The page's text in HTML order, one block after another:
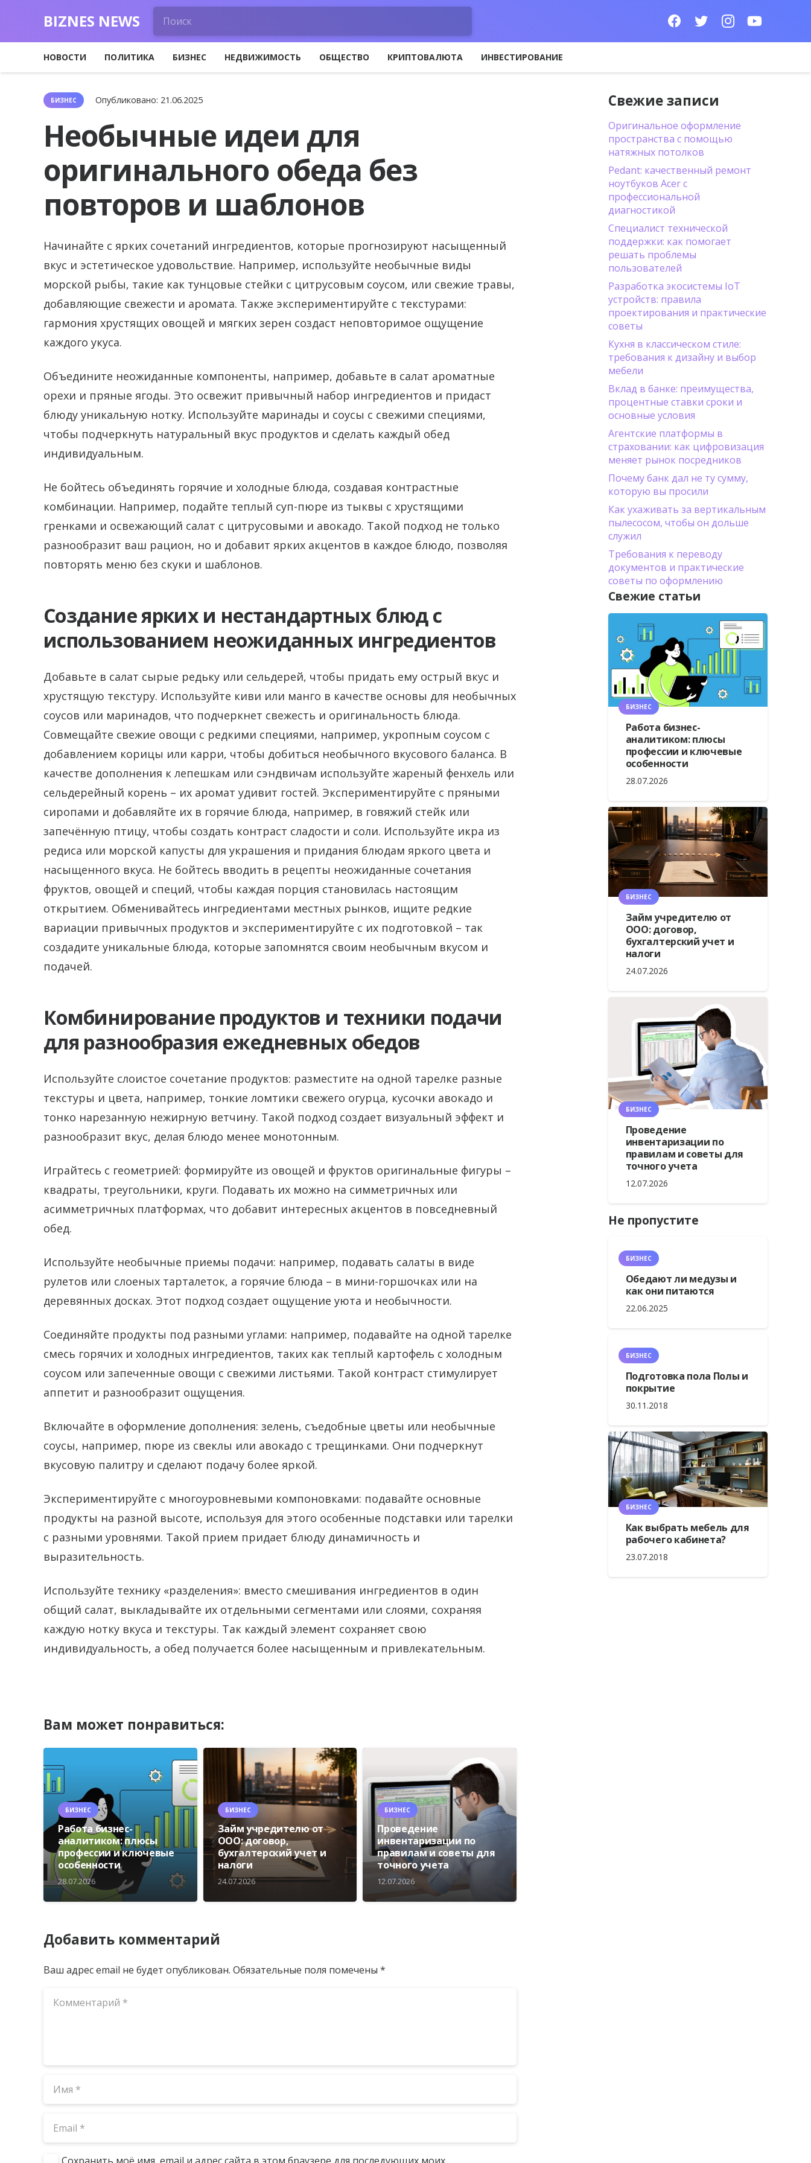
BIZNES NEWS
НОВОСТИ ПОЛИТИКА БИЗНЕС НЕДВИЖИМОСТЬ ОБЩЕСТВО КРИПТОВАЛЮТА ИНВЕСТИРОВАНИЕ
БИЗНЕС Опубликовано: 21.06.2025
Необычные идеи для
оригинального обеда без
повторов и шаблонов
Начинайте с ярких сочетаний ингредиентов, которые прогнозируют насыщенный
вкус и эстетическое удовольствие. Например, используйте необычные виды
морской рыбы, такие как тунцовые стейки с цитрусовым соусом, или свежие травы,
добавляющие свежести и аромата. Также экспериментируйте с текстурами:
гармония хрустящих овощей и мягких зерен создаст неповторимое ощущение
каждого укуса.
Объедините неожиданные компоненты, например, добавьте в салат ароматные
орехи и пряные ягоды. Это освежит привычный набор ингредиентов и придаст
блюду уникальную нотку. Используйте маринады и соусы с свежими специями,
чтобы подчеркнуть натуральный вкус продуктов и сделать каждый обед
индивидуальным.
Не бойтесь объединять горячие и холодные блюда, создавая контрастные
комбинации. Например, подайте теплый суп-пюре из тыквы с хрустящими
гренками и освежающий салат с цитрусовыми и авокадо. Такой подход не только
разнообразит ваш рацион, но и добавит ярких акцентов в каждое блюдо, позволяя
повторять меню без скуки и шаблонов.
Создание ярких и нестандартных блюд с
использованием неожиданных ингредиентов
Добавьте в салат сырые редьку или сельдерей, чтобы придать ему острый вкус и
хрустящую текстуру. Используйте киви или манго в качестве основы для необычных
соусов или маринадов, что подчеркнет свежесть и оригинальность блюда.
Совмещайте свежие овощи с редкими специями, например, укропным соусом с
добавлением корицы или карри, чтобы добиться необычного вкусового баланса. В
качестве дополнения к лепешкам или сэндвичам используйте жареный фенхель или
сельдерейный корень – их аромат удивит гостей. Экспериментируйте с пряными
сиропами и добавляйте их в горячие блюда, например, в говяжий стейк или
запечённую птицу, чтобы создать контраст сладости и соли. Используйте икра из
редиса или морской капусты для украшения и придания блюдам яркого цвета и
насыщенного вкуса. Не бойтесь вводить в рецепты неожиданные сочетания
фруктов, овощей и специй, чтобы каждая порция становилась настоящим
открытием. Обменивайтесь ингредиентами местных рынков, ищите редкие
вариации привычных продуктов и экспериментируйте с их подготовкой – так
создадите уникальные блюда, которые запомнятся своим необычным вкусом и
подачей.
Комбинирование продуктов и техники подачи
для разнообразия ежедневных обедов
Используйте слоистое сочетание продуктов: разместите на одной тарелке разные
текстуры и цвета, например, тонкие ломтики свежего огурца, кусочки авокадо и
тонко нарезанную нежирную ветчину. Такой подход создает визуальный эффект и
разнообразит вкус, делая блюдо менее монотонным.
Играйтесь с геометрией: формируйте из овощей и фруктов оригинальные фигуры –
квадраты, треугольники, круги. Подавать их можно на симметричных или
асимметричных платформах, что добавит интересных акцентов в повседневный
обед.
Используйте необычные приемы подачи: например, подавать салаты в виде
рулетов или слоеных тарталеток, а горячие блюда – в мини-горшочках или на
деревянных досках. Этот подход создает ощущение уюта и необычности.
Соединяйте продукты под разными углами: например, подавайте на одной тарелке
смесь горячих и холодных ингредиентов, таких как теплый картофель с холодным
соусом или запеченные овощи с свежими листьями. Такой контраст стимулирует
аппетит и разнообразит ощущения.
Включайте в оформление дополнения: зелень, съедобные цветы или необычные
соусы, например, пюре из свеклы или авокадо с трещинками. Они подчеркнут
вкусовую палитру и сделают подачу более яркой.
Экспериментируйте с многоуровневыми компоновками: подавайте основные
продукты на разной высоте, используя для этого особенные подставки или тарелки
с разными уровнями. Такой прием придает блюду динамичность и
выразительность.
Используйте технику «разделения»: вместо смешивания ингредиентов в один
общий салат, выкладывайте их отдельными сегментами или слоями, сохраняя
каждую нотку вкуса и текстуры. Так каждый элемент сохраняет свою
индивидуальность, а обед получается более насыщенным и привлекательным.
Вам может понравиться:
БИЗНЕС
Работа бизнес-
аналитиком: плюсы
профессии и ключевые
особенности
28.07.2026
БИЗНЕС
Займ учредителю от
ООО: договор,
бухгалтерский учет и
налоги
24.07.2026
БИЗНЕС
Проведение
инвентаризации по
правилам и советы для
точного учета
12.07.2026
Добавить комментарий
Ваш адрес email не будет опубликован. Обязательные поля помечены *
Свежие записи
Оригинальное оформление
пространства с помощью
натяжных потолков
Pedant: качественный ремонт
ноутбуков Acer с
профессиональной
диагностикой
Специалист технической
поддержки: как помогает
решать проблемы
пользователей
Разработка экосистемы IoT
устройств: правила
проектирования и практические
советы
Кухня в классическом стиле:
требования к дизайну и выбор
мебели
Вклад в банке: преимущества,
процентные ставки сроки и
основные условия
Агентские платформы в
страховании: как цифровизация
меняет рынок посредников
Почему банк дал не ту сумму,
которую вы просили
Как ухаживать за вертикальным
пылесосом, чтобы он дольше
служил
Требования к переводу
документов и практические
советы по оформлению
Свежие статьи
БИЗНЕС
Работа бизнес-
аналитиком: плюсы
профессии и ключевые
особенности
28.07.2026
БИЗНЕС
Займ учредителю от
ООО: договор,
бухгалтерский учет и
налоги
24.07.2026
БИЗНЕС
Проведение
инвентаризации по
правилам и советы для
точного учета
12.07.2026
Не пропустите
БИЗНЕС
Обедают ли медузы и
как они питаются
22.06.2025
БИЗНЕС
Подготовка пола Полы и
покрытие
30.11.2018
БИЗНЕС
Как выбрать мебель для
рабочего кабинета?
23.07.2018